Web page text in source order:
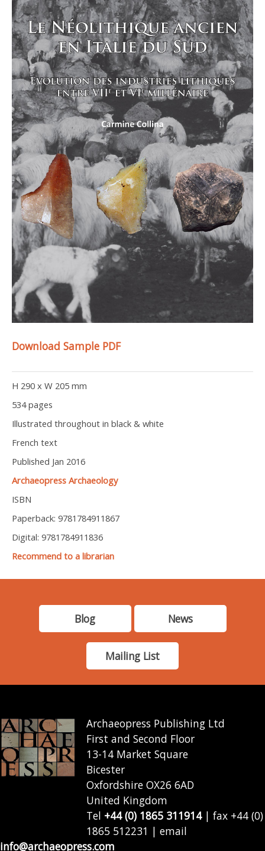
Download Sample PDF
H 290 x W 205 mm
534 pages
Illustrated throughout in black & white
French text
Published Jan 2016
Archaeopress Archaeology
ISBN
Paperback: 9781784911867
Digital: 9781784911836
Recommend to a librarian
Blog News
Mailing List
Archaeopress Publishing Ltd
First and Second Floor
13-14 Market Square
Bicester
Oxfordshire OX26 6AD
United Kingdom
Tel +44 (0) 1865 311914| fax +44 (0)
1865 512231 | email
info@archaeopress.com